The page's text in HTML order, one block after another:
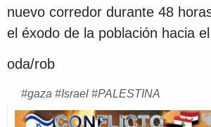
nuevo corredor durante 48
el éxodo de la población hacia
oda/rob
#gaza #Israel #PALESTINA